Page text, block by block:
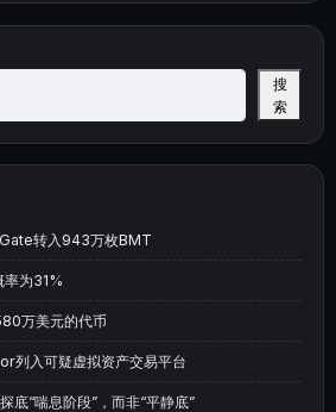
搜
索
转入943万枚BMT
率为31%
万美元的代币
列入可疑虚拟资产交易平台
底“喘息阶段”，而非“平静底”